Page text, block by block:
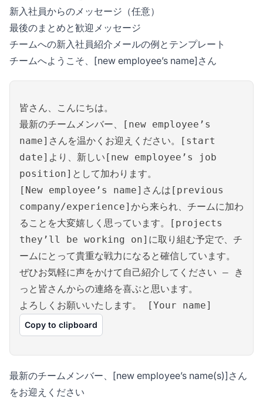
新入社員からのメッセージ（任意）
最後のまとめと歓迎メッセージ
チームへの新入社員紹介メールの例とテンプレート
チームへようこそ、[new employee’s name]さん
皆さん、こんにちは。
最新のチームメンバー、[new employee’s
name]さんを温かくお迎えください。[start
date]より、新しい[new employee’s job
position]として加わります。
[New employee’s name]さんは[previous
company/experience]から来られ、チームに加わ
ることを大変嬉しく思っています。[projects
they’ll be working on]に取り組む予定で、チ
ームにとって貴重な戦力になると確信しています。
ぜひお気軽に声をかけて自己紹介してください – き
っと皆さんからの連絡を喜ぶと思います。
よろしくお願いいたします。 [Your name]
Copy to clipboard
最新のチームメンバー、[new employee’s name(s)]さん
をお迎えください